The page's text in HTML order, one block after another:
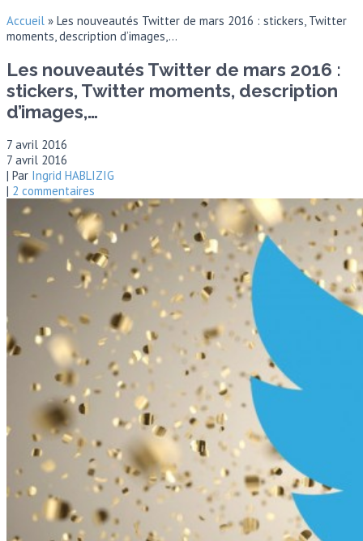
Accueil » Les nouveautés Twitter de mars 2016 : stickers, Twitter
moments, description d’images,…
Les nouveautés Twitter de mars 2016 :
stickers, Twitter moments, description
d’images,…
7 avril 2016
7 avril 2016
| Par Ingrid HABLIZIG
| 2 commentaires